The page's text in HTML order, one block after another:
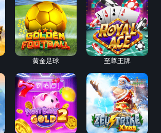
黄金足球 至尊王牌